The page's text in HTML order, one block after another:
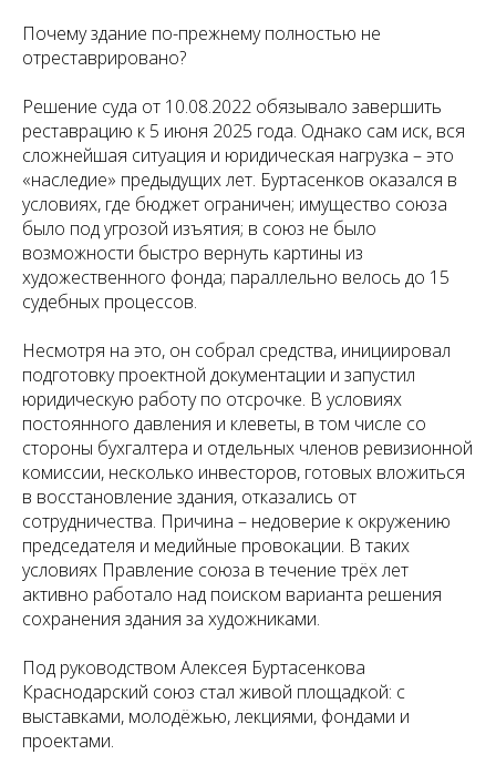
Почему здание по-прежнему полностью не
отреставрировано?
Решение суда от 10.08.2022 обязывало завершить
реставрацию к 5 июня 2025 года. Однако сам иск, вся
сложнейшая ситуация и юридическая нагрузка – это
«наследие» предыдущих лет. Буртасенков оказался в
условиях, где бюджет ограничен; имущество союза
было под угрозой изъятия; в союз не было
возможности быстро вернуть картины из
художественного фонда; параллельно велось до 15
судебных процессов.
Несмотря на это, он собрал средства, инициировал
подготовку проектной документации и запустил
юридическую работу по отсрочке. В условиях
постоянного давления и клеветы, в том числе со
стороны бухгалтера и отдельных членов ревизионной
комиссии, несколько инвесторов, готовых вложиться
в восстановление здания, отказались от
сотрудничества. Причина – недоверие к окружению
председателя и медийные провокации. В таких
условиях Правление союза в течение трёх лет
активно работало над поиском варианта решения
сохранения здания за художниками.
Под руководством Алексея Буртасенкова
Краснодарский союз стал живой площадкой: с
выставками, молодёжью, лекциями, фондами и
проектами.